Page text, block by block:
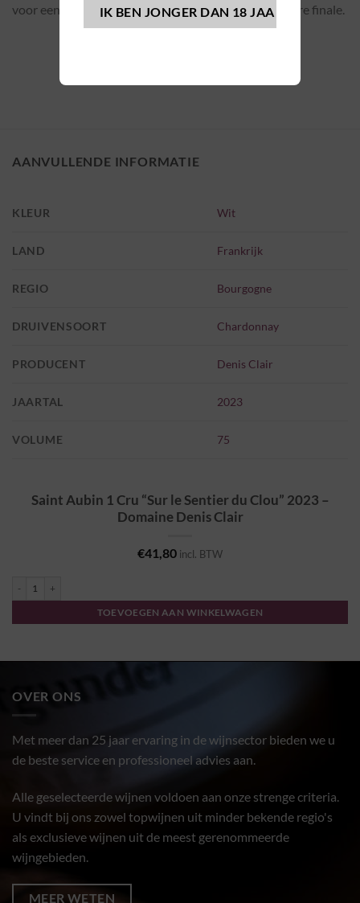
voor een zeer frisse, complexe wijn met een bijzondere finale.
AANVULLENDE INFORMATIE
KLEUR Wit
LAND Frankrijk
REGIO Bourgogne
DRUIVENSOORT Chardonnay
PRODUCENT Denis Clair
JAARTAL 2023
VOLUME 75
Saint Aubin 1 Cru “Sur le Sentier du Clou” 2023 –
Domaine Denis Clair
€41,80 incl. BTW
TOEVOEGEN AAN WINKELWAGEN
OVER ONS
Met meer dan 25 jaar ervaring in de wijnsector bieden we u
de beste service en professioneel advies aan.
Alle geselecteerde wijnen voldoen aan onze strenge criteria.
U vindt bij ons zowel topwijnen uit minder bekende regio's
als exclusieve wijnen uit de meest gerenommeerde
wijngebieden.
MEER WETEN